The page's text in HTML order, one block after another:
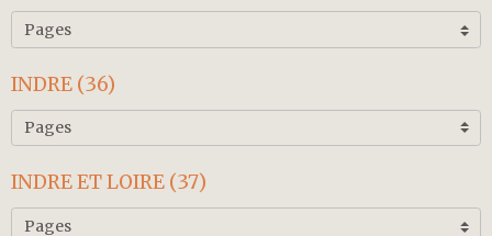
INDRE (36)
INDRE ET LOIRE (37)